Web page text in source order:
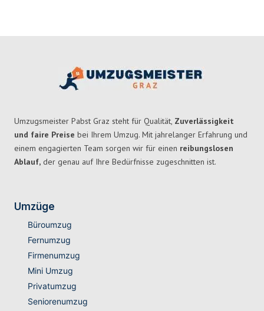
Umzugsmeister Pabst Graz steht für Qualität, Zuverlässigkeit
und faire Preise bei Ihrem Umzug. Mit jahrelanger Erfahrung und
einem engagierten Team sorgen wir für einen reibungslosen
Ablauf, der genau auf Ihre Bedürfnisse zugeschnitten ist.
Umzüge
Büroumzug
Fernumzug
Firmenumzug
Mini Umzug
Privatumzug
Seniorenumzug